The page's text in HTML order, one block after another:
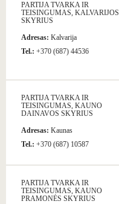
PARTIJA TVARKA IR
TEISINGUMAS, KALVARIJOS
SKYRIUS
Adresas: Kalvarija
Tel.: +370 (687) 44536
PARTIJA TVARKA IR
TEISINGUMAS, KAUNO
DAINAVOS SKYRIUS
Adresas: Kaunas
Tel.: +370 (687) 10587
PARTIJA TVARKA IR
TEISINGUMAS, KAUNO
PRAMONĖS SKYRIUS